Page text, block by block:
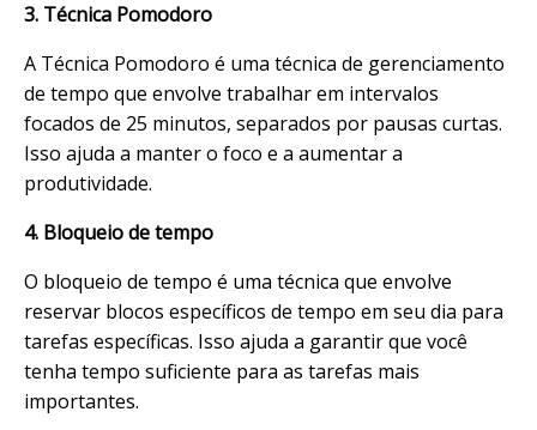
3. Técnica Pomodoro
A Técnica Pomodoro é uma técnica de gerenciamento
de tempo que envolve trabalhar em intervalos
focados de 25 minutos, separados por pausas curtas.
Isso ajuda a manter o foco e a aumentar a
produtividade.
4. Bloqueio de tempo
O bloqueio de tempo é uma técnica que envolve
reservar blocos específicos de tempo em seu dia para
tarefas específicas. Isso ajuda a garantir que você
tenha tempo suficiente para as tarefas mais
importantes.